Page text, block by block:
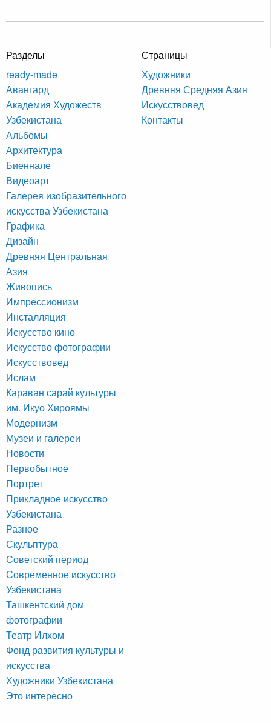
Разделы
ready-made
Авангард
Академия Художеств
Узбекистана
Альбомы
Архитектура
Биеннале
Видеоарт
Галерея изобразительного
искусства Узбекистана
Графика
Дизайн
Древняя Центральная
Азия
Живопись
Импрессионизм
Инсталляция
Искусство кино
Искусство фотографии
Искусствовед
Ислам
Караван сарай культуры
им. Икуо Хироямы
Модернизм
Музеи и галереи
Новости
Первобытное
Портрет
Прикладное искусство
Узбекистана
Разное
Скульптура
Советский период
Современное искусство
Узбекистана
Ташкентский дом
фотографии
Театр Илхом
Фонд развития культуры и
искусства
Художники Узбекистана
Это интересно
Страницы
Художники
Древняя Средняя Азия
Искусствовед
Контакты